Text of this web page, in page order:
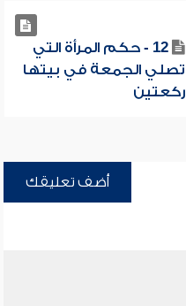
12 - حكم المرأة التي
تصلي الجمعة في بيتها
ركعتين
أضف تعليقك